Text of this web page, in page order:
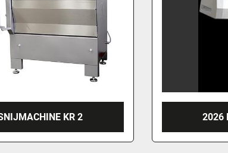
SNIJMACHINE KR 1